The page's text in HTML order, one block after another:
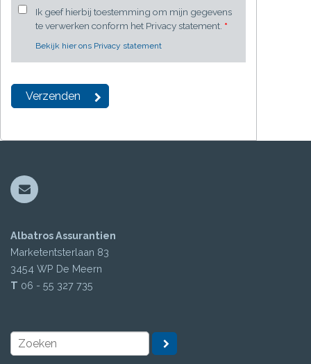
Ik geef hierbij toestemming om mijn gegevens
te verwerken conform het Privacy statement. *
Bekijk hier ons Privacy statement
Albatros Assurantien
Marketentsterlaan 83
3454 WP De Meern
T 06 - 55 327 735